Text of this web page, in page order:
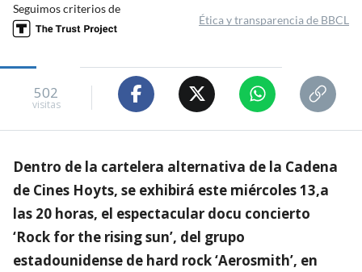
Seguimos criterios de
Ética y transparencia de BBCL
502
visitas
Dentro de la cartelera alternativa de la Cadena
de Cines Hoyts, se exhibirá este miércoles 13,a
las 20 horas, el espectacular docu concierto
‘Rock for the rising sun’, del grupo
estadounidense de hard rock ‘Aerosmith’, en